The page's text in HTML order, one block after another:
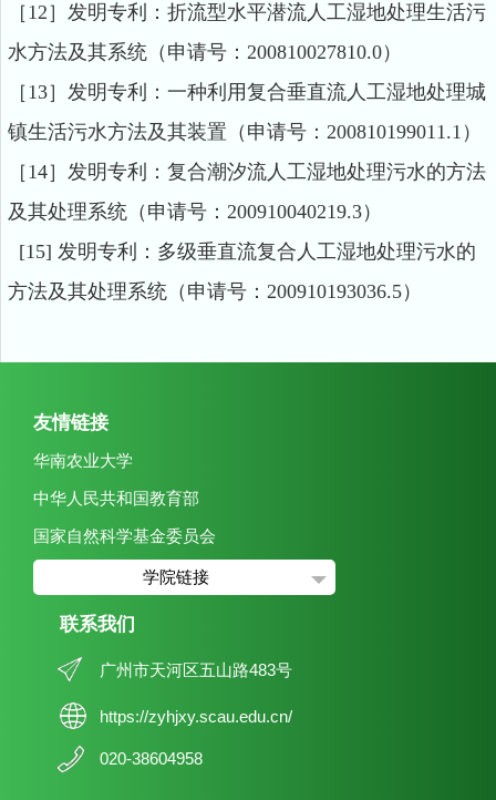
［12］发明专利：折流型水平潜流人工湿地处理生活污
水方法及其系统（申请号：200810027810.0）
［13］发明专利：一种利用复合垂直流人工湿地处理城
镇生活污水方法及其装置（申请号：200810199011.1）
［14］发明专利：复合潮汐流人工湿地处理污水的方法
及其处理系统（申请号：200910040219.3）
[15] 发明专利：多级垂直流复合人工湿地处理污水的
方法及其处理系统（申请号：200910193036.5）
友情链接
华南农业大学
中华人民共和国教育部
国家自然科学基金委员会
学院链接
联系我们
广州市天河区五山路483号
https://zyhjxy.scau.edu.cn/
020-38604958